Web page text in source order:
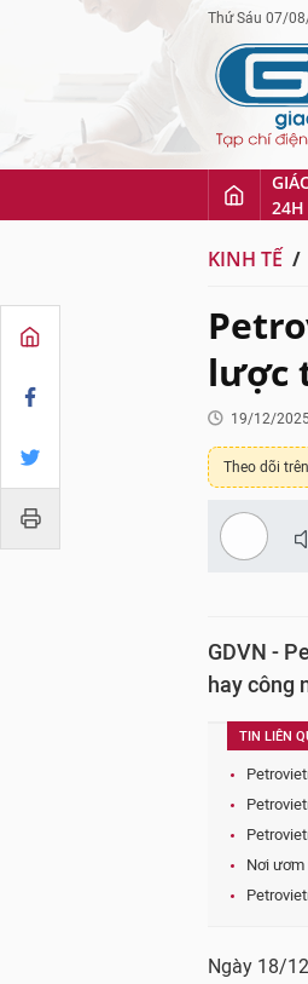
Thứ Sáu 07/
24H
KINH TẾ
lược
19/12/
Theo dõi trên
GDVN -
hay công
TIN LIÊN
Nơi
Ngày 18/